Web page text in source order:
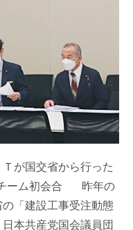
が国交省から行った
ーム初会合 昨年の
「建設工事受注動態
本共産党国会議員団